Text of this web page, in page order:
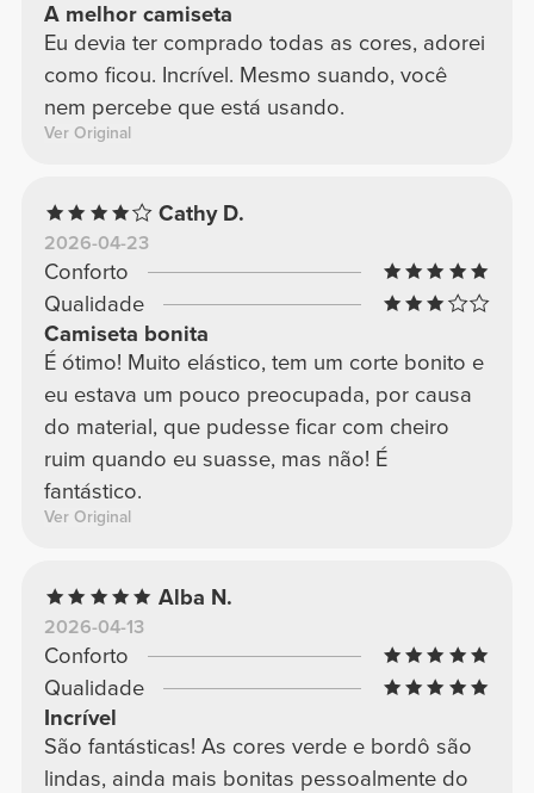
A melhor camiseta
Eu devia ter comprado todas as cores, adorei
como ficou. Incrível. Mesmo suando, você
nem percebe que está usando.
Ver Original
Cathy D.
2026-04-23
Conforto
Qualidade
Camiseta bonita
É ótimo! Muito elástico, tem um corte bonito e
eu estava um pouco preocupada, por causa
do material, que pudesse ficar com cheiro
ruim quando eu suasse, mas não! É
fantástico.
Ver Original
Alba N.
2026-04-13
Conforto
Qualidade
Incrível
São fantásticas! As cores verde e bordô são
lindas, ainda mais bonitas pessoalmente do